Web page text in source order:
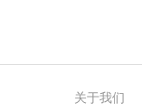
关于我们